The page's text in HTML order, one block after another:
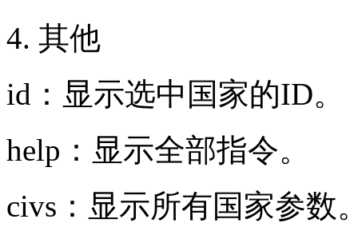
4. 其他
id：显示选中国家的ID。
help：显示全部指令。
civs：显示所有国家参数